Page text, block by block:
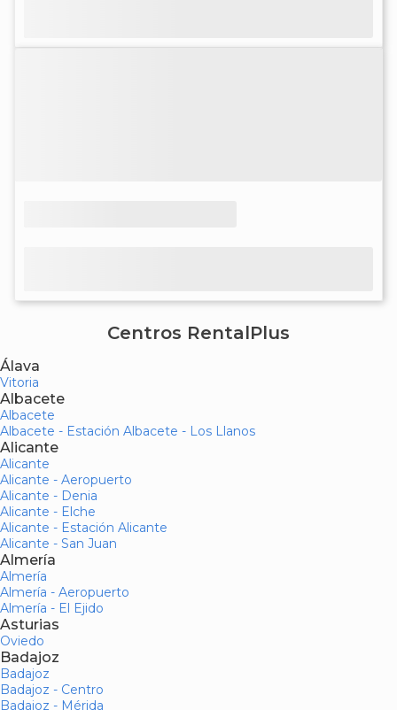
Centros RentalPlus
Álava
Vitoria
Albacete
Albacete
Albacete - Estación Albacete - Los Llanos
Alicante
Alicante
Alicante - Aeropuerto
Alicante - Denia
Alicante - Elche
Alicante - Estación Alicante
Alicante - San Juan
Almería
Almería
Almería - Aeropuerto
Almería - El Ejido
Asturias
Oviedo
Badajoz
Badajoz
Badajoz - Centro
Badajoz - Mérida